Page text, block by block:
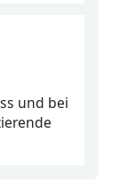
und bei